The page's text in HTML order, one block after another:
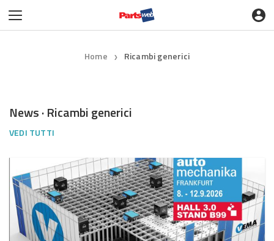
Home ❯ Ricambi generici
News · Ricambi generici
VEDI TUTTI